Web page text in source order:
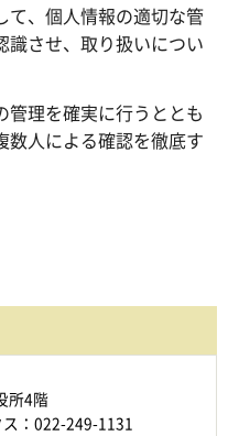
、個人情報の適切な管
識させ、取り扱いについ
理を確実に行うととも
数人による確認を徹底す
所4階
ス：022-249-1131